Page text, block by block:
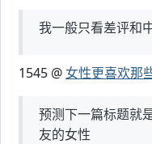
我一般只看差评和
1545 @ 女性更喜欢那
预测下一篇标题就
友的女性